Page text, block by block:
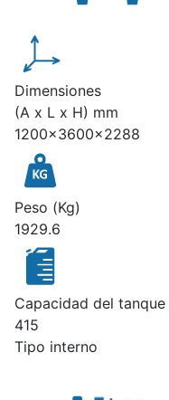
Dimensiones
(A x L x H) mm
1200x3600x2288
Peso (Kg)
1929.6
Capacidad del
415
Tipo interno